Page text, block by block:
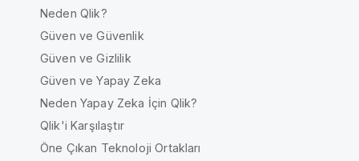
Neden Qlik?
Güven ve Güvenlik
Güven ve Gizlilik
Güven ve Yapay Zeka
Neden Yapay Zeka İçin Qlik?
Qlik'i Karşılaştır
Öne Çıkan Teknoloji Ortakları